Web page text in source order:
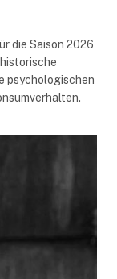
die Saison 2026
psychologischen